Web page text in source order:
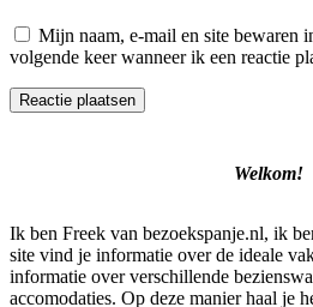
Mijn naam, e-mail en site bewaren
volgende keer wanneer ik een reactie
Welkom!
Ik ben Freek van bezoekspanje.nl, ik
site vind je informatie over de ideale
informatie over verschillende
accomodaties. Op deze manier haal je